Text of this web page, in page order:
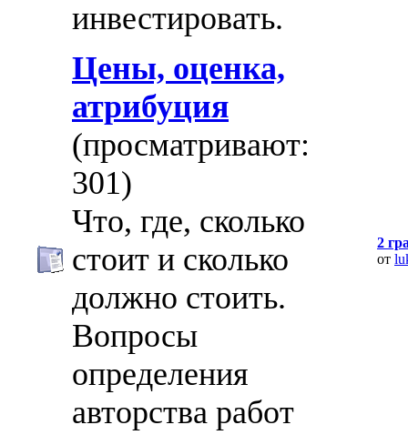
инвестировать.
Цены, оценка,
атрибуция
(просматривают:
301)
Что, где, сколько
стоит и сколько
должно стоить.
Вопросы
определения
авторства работ
2
от